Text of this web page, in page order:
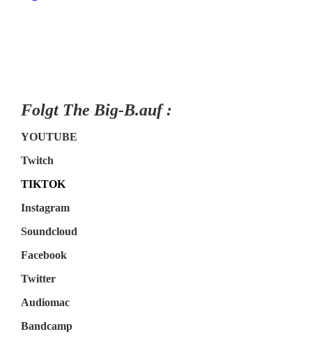
Folgt The Big-B.auf :
YOUTUBE
Twitch
TIKTOK
Instagram
Soundcloud
Facebook
Twitter
Audiomac
Bandcamp